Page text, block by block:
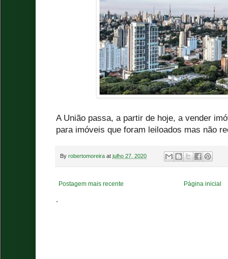
A União passa, a partir de hoje, a vender
para imóveis que foram leiloados mas não
By robertomoreira at julho 27, 2020
Postagem mais recente Página inicial
.